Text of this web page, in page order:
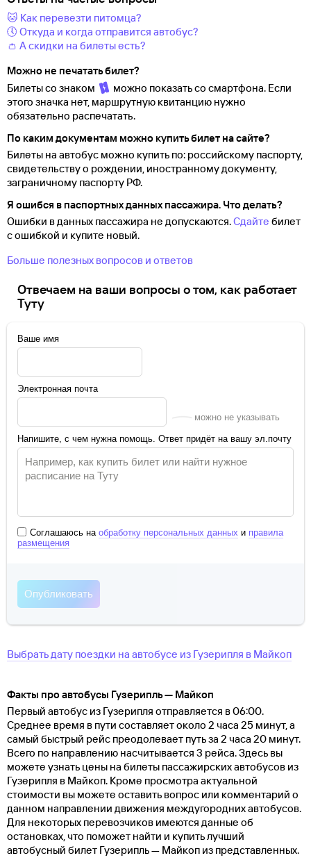
🐱 Как перевезти питомца?
🕔 Откуда и когда отправится автобус?
👛 А скидки на билеты есть?
Можно не печатать билет?
Билеты со знаком
можно показать со смартфона. Если
этого значка нет, маршрутную квитанцию нужно
обязательно распечатать.
По каким документам можно купить билет на сайте?
Билеты на автобус можно купить по: российскому паспорту,
свидетельству о рождении, иностранному документу,
заграничному паспорту РФ.
Я ошибся в паспортных данных пассажира. Что делать?
Ошибки в данных пассажира не допускаются.Сдайте билет
с ошибкой и купите новый.
Больше полезных вопросов и ответов
Отвечаем на ваши вопросы о том, как работает
Туту
Ваше имя
Электронная почта
можно не указывать
Напишите, с чем нужна помощь. Ответ придёт на вашу эл.почту
Соглашаюсь на обработку персональных данных и правила
размещения
Выбрать дату поездки на автобусе из Гузерипля в Майкоп
Факты про автобусы Гузерипль — Майкоп
Первый автобус из Гузерипля отправляется в 06:00.
Среднее время в пути составляет около 2 часа 25 минут, а
самый быстрый рейс преодолевает путь за 2 часа 20 минут.
Всего по направлению насчитывается 3 рейса. Здесь вы
можете узнать цены на билеты пассажирских автобусов из
Гузерипля в Майкоп. Кроме просмотра актуальной
стоимости вы можете оставить вопрос или комментарий о
данном направлении движения междугородних автобусов.
Для некоторых перевозчиков имеются данные об
остановках, что поможет найти и купить лучший
автобусный билет Гузерипль — Майкоп из представленных.